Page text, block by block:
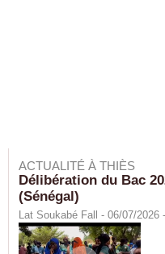
ACTUALITÉ À THIÈS
Délibération du Bac
(Sénégal)
Lat Soukabé Fall - 06/07/2026 -